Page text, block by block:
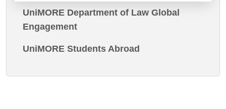
UniMORE Department of Law Global
Engagement
UniMORE Students Abroad